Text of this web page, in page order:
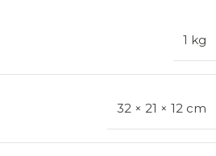
1 kg
32 × 21 × 12 cm